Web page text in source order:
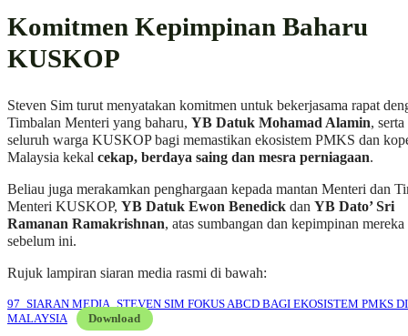
Komitmen Kepimpinan Baharu
KUSKOP
Steven Sim turut menyatakan komitmen untuk bekerjasama rapat
Timbalan Menteri yang baharu, YB Datuk Mohamad Alamin, serta
seluruh warga KUSKOP bagi memastikan ekosistem PMKS dan
Malaysia kekal cekap, berdaya saing dan mesra perniagaan.
Beliau juga merakamkan penghargaan kepada mantan Menteri dan
Menteri KUSKOP, YB Datuk Ewon Benedick dan YB Dato’ Sri
Ramanan Ramakrishnan, atas sumbangan dan kepimpinan mereka
sebelum ini.
Rujuk lampiran siaran media rasmi di bawah:
97_SIARAN MEDIA_STEVEN SIM FOKUS ABCD BAGI EKOSISTEM PMKS DI
MALAYSIA
Download